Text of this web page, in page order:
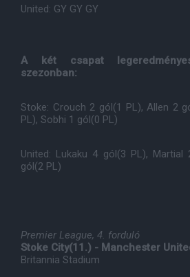
United: GY GY GY
A két csapat
szezonban:
Stoke: Crouch 2 gól(1 PL), Allen 2
PL), Sobhi 1 gól(0 PL)
United: Lukaku 4 gól(3 PL),
gól(2 PL)
Premier League, 4. forduló
Stoke City(11.) - Manchester
Britannia Stadium